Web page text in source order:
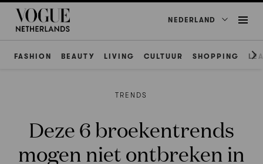
NEDERLAND
FASHION BEAUTY LIVING CULTUUR SHOPPING
TRENDS
Deze 6 broekentrends
mogen niet ontbreken in